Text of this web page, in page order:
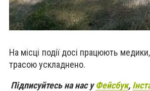
На місці події досі працюють
трасою ускладнено.
Підписуйтесь на нас уФейсбук,